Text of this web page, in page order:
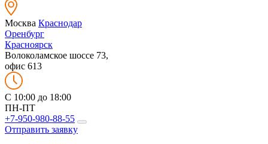
Москва Краснодар
Оренбург
Красноярск
Волоколамское шоссе 73,
офис 613
C 10:00 до 18:00
ПН-ПТ
+7-950-980-88-55
Отправить заявку